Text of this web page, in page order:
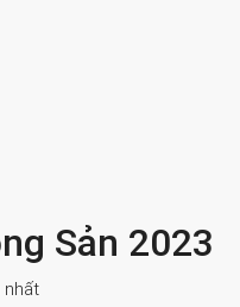
Sản 2023
nhất